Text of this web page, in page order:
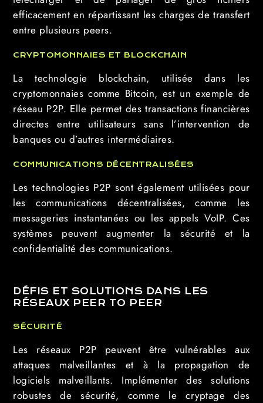
efficacement en répartissant les charges de transfert
entre plusieurs peers.
CRYPTOMONNAIES ET BLOCKCHAIN
La technologie blockchain, utilisée dans les
cryptomonnaies comme Bitcoin, est un exemple de
réseau P2P. Elle permet des transactions financières
directes entre utilisateurs sans l’intervention de
banques ou d’autres intermédiaires.
COMMUNICATIONS DÉCENTRALISÉES
Les technologies P2P sont également utilisées pour
les communications décentralisées, comme les
messageries instantanées ou les appels VoIP. Ces
systèmes peuvent augmenter la sécurité et la
confidentialité des communications.
DÉFIS ET SOLUTIONS DANS LES
RÉSEAUX PEER TO PEER
SÉCURITÉ
Les réseaux P2P peuvent être vulnérables aux
attaques malveillantes et à la propagation de
logiciels malveillants. Implémenter des solutions
robustes de sécurité, comme le cryptage des